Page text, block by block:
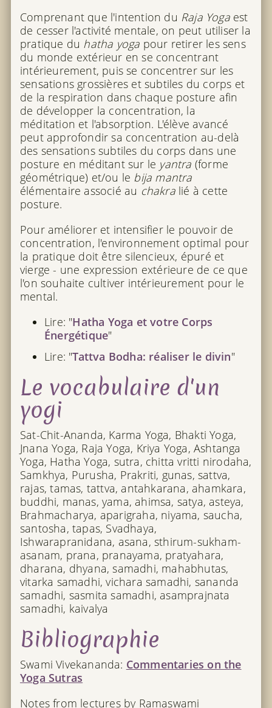
Comprenant que l'intention du Raja Yogaest
de cesser l'activité mentale, on peut utiliser la
pratique du hatha yoga pour retirer les sens
du monde extérieur en se concentrant
intérieurement, puis se concentrer sur les
sensations grossières et subtiles du corps et
de la respiration dans chaque posture afin
de développer la concentration, la
méditation et l'absorption. L'élève avancé
peut approfondir sa concentration au-delà
des sensations subtiles du corps dans une
posture en méditant sur le yantra (forme
géométrique) et/ou le bija mantra
élémentaire associé au chakralié à cette
posture.
Pour améliorer et intensifier le pouvoir de
concentration, l'environnement optimal pour
la pratique doit être silencieux, épuré et
vierge - une expression extérieure de ce que
l'on souhaite cultiver intérieurement pour le
mental.
Lire: "Hatha Yoga et votre Corps
Énergétique"
Lire: "Tattva Bodha: réaliser le divin"
Le vocabulaire d'un
yogi
Sat-Chit-Ananda, Karma Yoga, Bhakti Yoga,
Jnana Yoga, Raja Yoga, Kriya Yoga, Ashtanga
Yoga, Hatha Yoga, sutra, chitta vritti nirodaha,
Samkhya, Purusha, Prakriti, gunas, sattva,
rajas, tamas, tattva, antahkarana, ahamkara,
buddhi, manas, yama, ahimsa, satya, asteya,
Brahmacharya, aparigraha, niyama, saucha,
santosha, tapas, Svadhaya,
Ishwarapranidana, asana, sthirum-sukham-
asanam, prana, pranayama, pratyahara,
dharana, dhyana, samadhi, mahabhutas,
vitarka samadhi, vichara samadhi, sananda
samadhi, sasmita samadhi, asamprajnata
samadhi, kaivalya
Bibliographie
Swami Vivekananda: Commentaries on the
Yoga Sutras
Notes from lectures by Ramaswami